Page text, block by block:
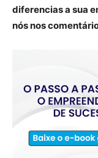
diferencias a sua
nós nos